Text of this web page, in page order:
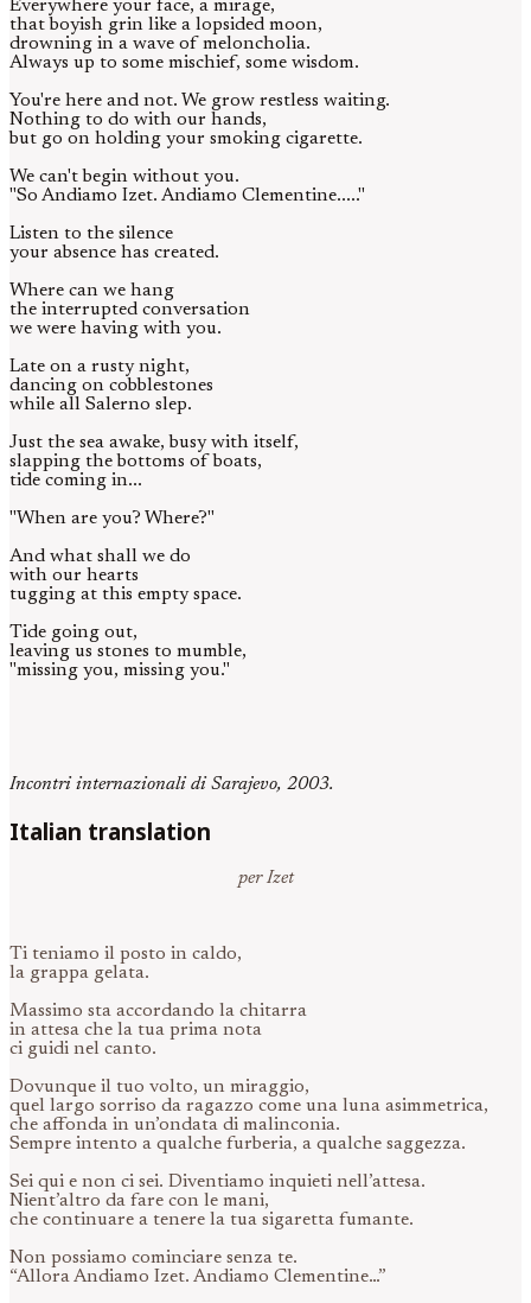
Everywhere your face, a mirage,
that boyish grin like a lopsided moon,
drowning in a wave of meloncholia.
Always up to some mischief, some wisdom.
You're here and not. We grow restless waiting.
Nothing to do with our hands,
but go on holding your smoking cigarette.
We can't begin without you.
"So Andiamo Izet. Andiamo Clementine....."
Listen to the silence
your absence has created.
Where can we hang
the interrupted conversation
we were having with you.
Late on a rusty night,
dancing on cobblestones
while all Salerno slep.
Just the sea awake, busy with itself,
slapping the bottoms of boats,
tide coming in...
"When are you? Where?"
And what shall we do
with our hearts
tugging at this empty space.
Tide going out,
leaving us stones to mumble,
"missing you, missing you."
Incontri internazionali di Sarajevo, 2003.
Italian translation
per Izet
Ti teniamo il posto in caldo,
la grappa gelata.
Massimo sta accordando la chitarra
in attesa che la tua prima nota
ci guidi nel canto.
Dovunque il tuo volto, un miraggio,
quel largo sorriso da ragazzo come una luna asimmetrica,
che affonda in un’ondata di malinconia.
Sempre intento a qualche furberia, a qualche saggezza.
Sei qui e non ci sei. Diventiamo inquieti nell’attesa.
Nient’altro da fare con le mani,
che continuare a tenere la tua sigaretta fumante.
Non possiamo cominciare senza te.
“Allora Andiamo Izet. Andiamo Clementine…”